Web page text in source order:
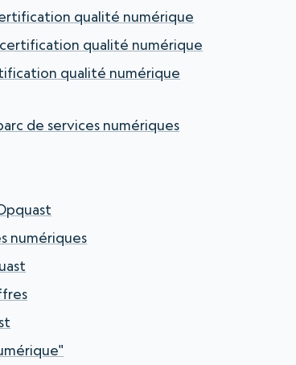
qualité numérique
qualité numérique
qualité numérique
de services numériques
numériques